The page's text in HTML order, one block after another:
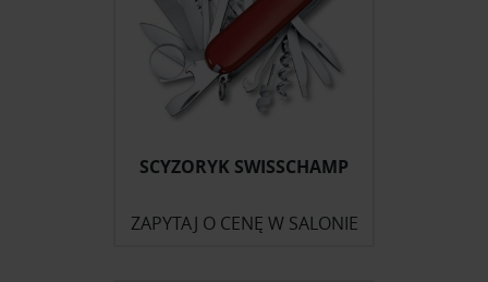
SCYZORYK SWISSCHAMP
ZAPYTAJ O CENĘ W SALONIE